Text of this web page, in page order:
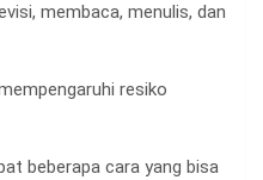
membaca, menulis, dan
resiko
beberapa cara yang bisa